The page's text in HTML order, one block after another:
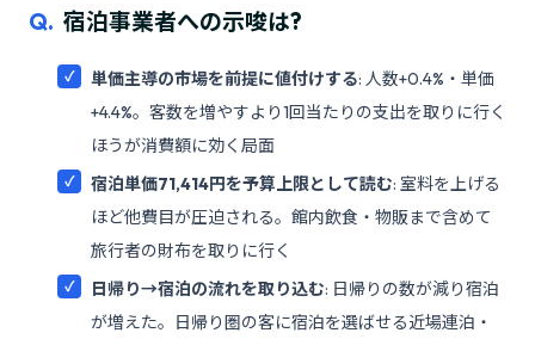
Q. 宿泊事業者への示唆は?
単価主導の市場を前提に値付けする: 人数+0.4%・単価
+4.4%。客数を増やすより1回当たりの支出を取りに行く
ほうが消費額に効く局面
宿泊単価71,414円を予算上限として読む: 室料を上げる
ほど他費目が圧迫される。館内飲食・物販まで含めて
旅行者の財布を取りに行く
日帰り→宿泊の流れを取り込む: 日帰りの数が減り宿泊
が増えた。日帰り圏の客に宿泊を選ばせる近場連泊・